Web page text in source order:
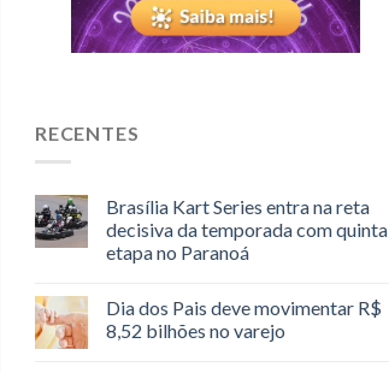
RECENTES
Brasília Kart Series entra na reta
decisiva da temporada com quinta
etapa no Paranoá
Dia dos Pais deve movimentar R$
8,52 bilhões no varejo